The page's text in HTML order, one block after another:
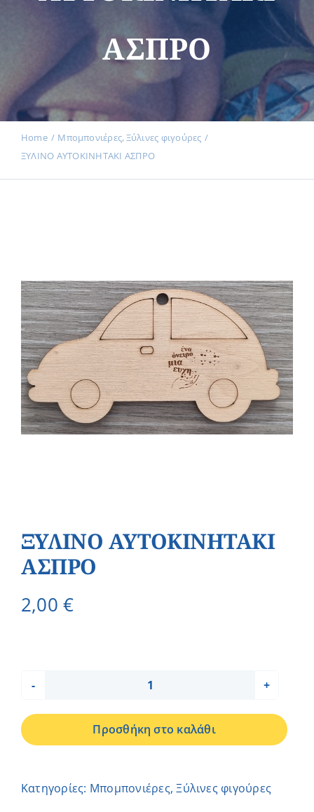
Εκδηλώσεις
Νέα
Εισφορές
ΑΣΠΡΟ
Home Μπομπονιέρες Ξύλινες φιγούρες
ΞΥΛΙΝΟ AYTOKINHTAKI ΑΣΠΡΟ
ΞΥΛΙΝΟ AYTOKINHTAKI
ΑΣΠΡΟ
2,00€
AYTOKINHTAKI
ΑΣΠΡΟ
Προσθήκη στο καλάθι
Κατηγορίες: Μπομπονιέρες,Ξύλινες φιγούρες